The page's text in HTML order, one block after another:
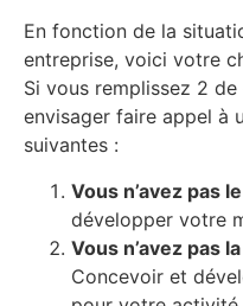
En fonction de la
entreprise, voici votre
Si vous remplissez 2
envisager faire appel à
suivantes :
Vous n’avez pas
développer votre
Vous n’avez pas la
Concevoir et